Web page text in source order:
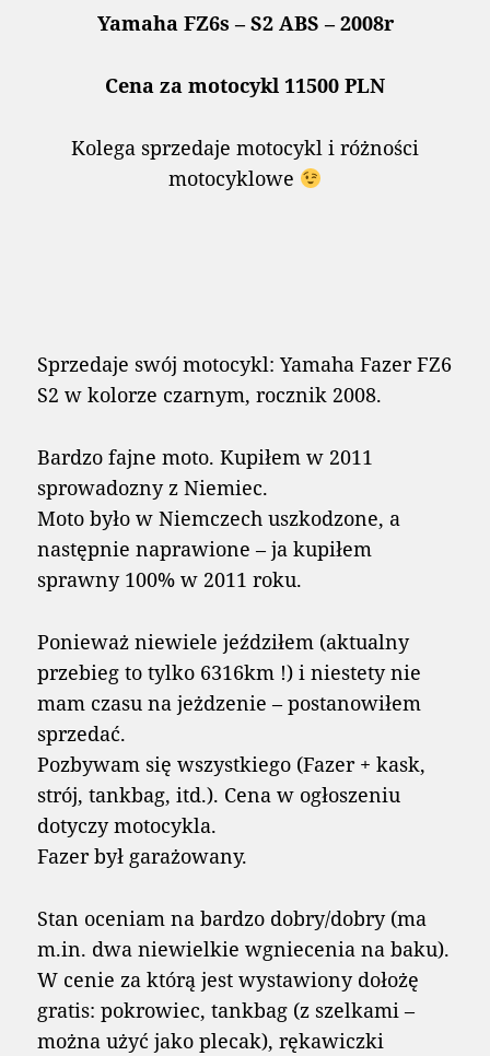
Yamaha FZ6s – S2 ABS – 2008r
Cena za motocykl 11500 PLN
Kolega sprzedaje motocykl i różności
motocyklowe
Sprzedaje swój motocykl: Yamaha Fazer FZ6
S2 w kolorze czarnym, rocznik 2008.
Bardzo fajne moto. Kupiłem w 2011
sprowadozny z Niemiec.
Moto było w Niemczech uszkodzone, a
następnie naprawione – ja kupiłem
sprawny 100% w 2011 roku.
Ponieważ niewiele jeździłem (aktualny
przebieg to tylko 6316km !) i niestety nie
mam czasu na jeżdzenie – postanowiłem
sprzedać.
Pozbywam się wszystkiego (Fazer + kask,
strój, tankbag, itd.). Cena w ogłoszeniu
dotyczy motocykla.
Fazer był garażowany.
Stan oceniam na bardzo dobry/dobry (ma
m.in. dwa niewielkie wgniecenia na baku).
W cenie za którą jest wystawiony dołożę
gratis: pokrowiec, tankbag (z szelkami –
można użyć jako plecak), rękawiczki